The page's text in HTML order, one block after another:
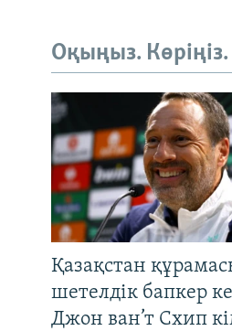
Оқыңыз.
Қазақстан
шетелдік бапкер
Джон ван’т Схип